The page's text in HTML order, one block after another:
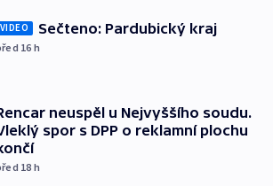
VIDEO Sečteno: Pardubický kraj
16 h
neuspěl u Nejvyššího soudu.
spor s DPP o reklamní plochu
18 h